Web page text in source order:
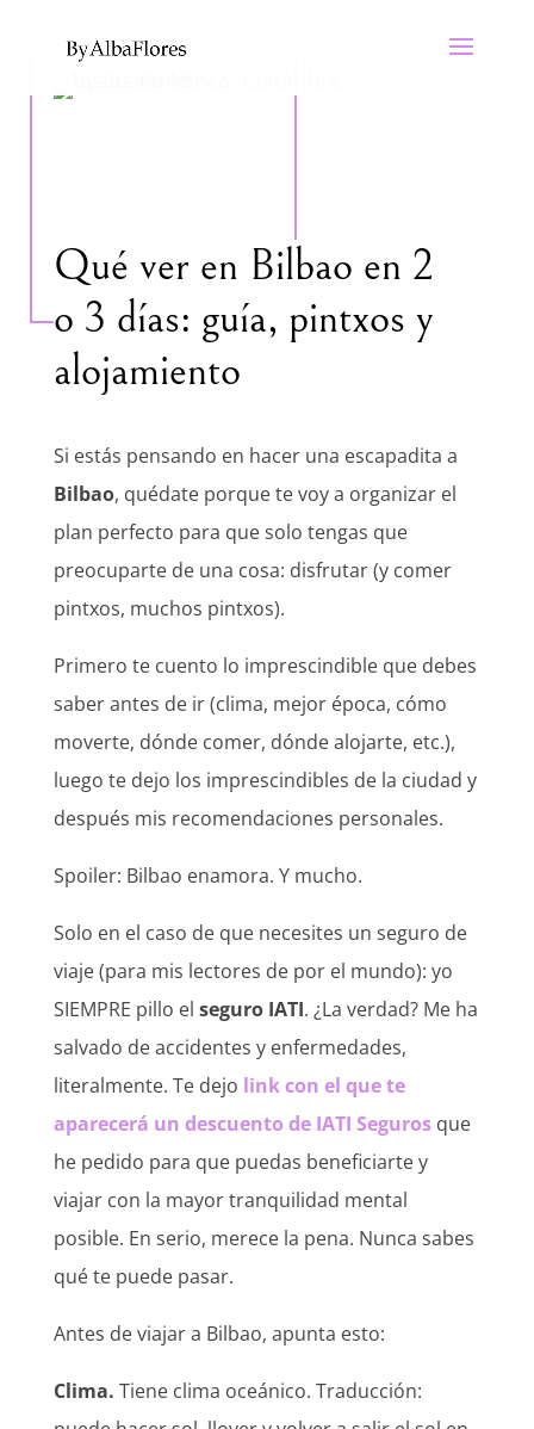
Qué ver en Bilbao en 2
o 3 días: guía, pintxos y
alojamiento
Si estás pensando en hacer una escapadita a
Bilbao, quédate porque te voy a organizar el
plan perfecto para que solo tengas que
preocuparte de una cosa: disfrutar (y comer
pintxos, muchos pintxos).
Primero te cuento lo imprescindible que debes
saber antes de ir (clima, mejor época, cómo
moverte, dónde comer, dónde alojarte, etc.),
luego te dejo los imprescindibles de la ciudad y
después mis recomendaciones personales.
Spoiler: Bilbao enamora. Y mucho.
Solo en el caso de que necesites un seguro de
viaje (para mis lectores de por el mundo): yo
SIEMPRE pillo el seguro IATI. ¿La verdad? Me ha
salvado de accidentes y enfermedades,
literalmente. Te dejo link con el que te
aparecerá un descuento de IATI Seguros que
he pedido para que puedas beneficiarte y
viajar con la mayor tranquilidad mental
posible. En serio, merece la pena. Nunca sabes
qué te puede pasar.
Antes de viajar a Bilbao, apunta esto:
Clima. Tiene clima oceánico. Traducción: